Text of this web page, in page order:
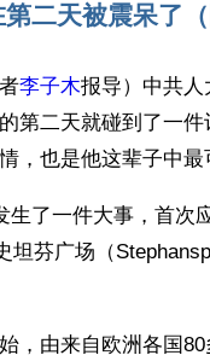
二天被震呆了（
李子木报导）中共人
第二天就碰到了一
，也是他这辈子中最
生了一件大事，首次
芬广场（
，由来自欧洲各国